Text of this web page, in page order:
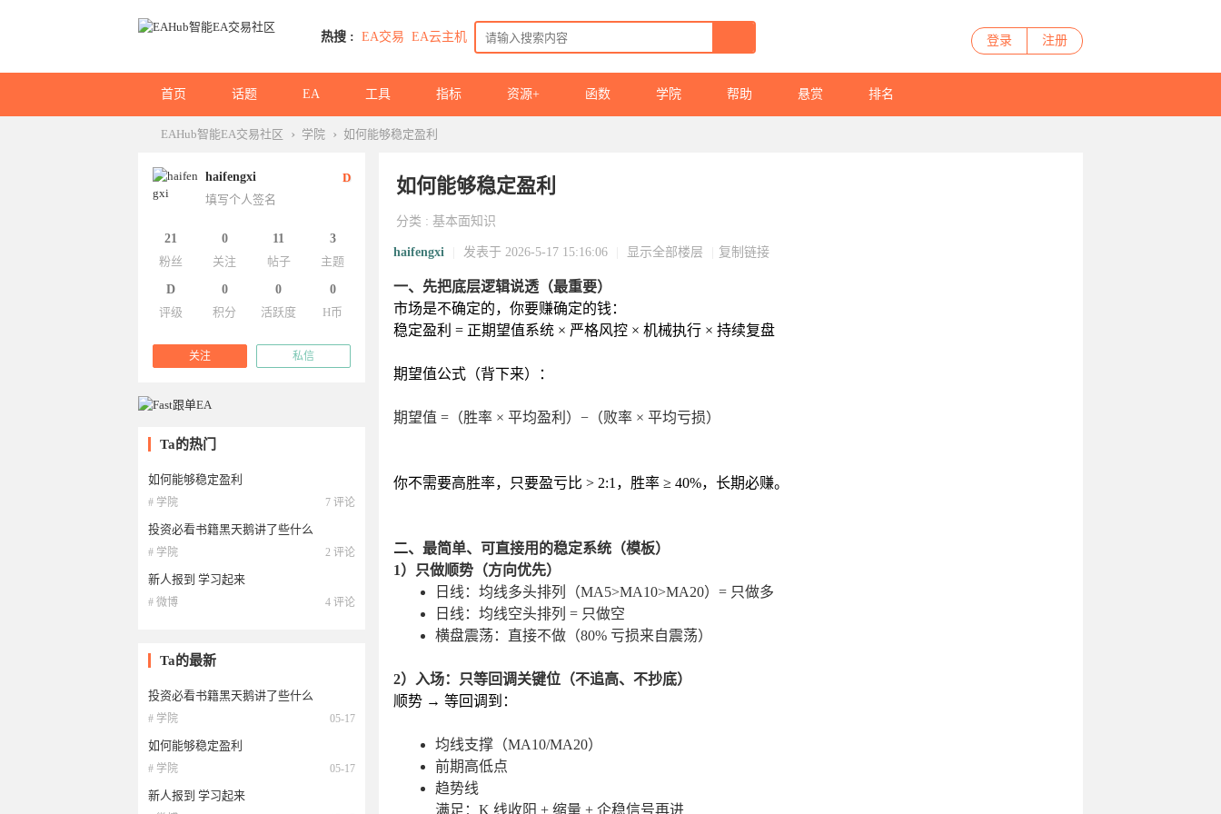
热搜 : EA交易 EA云主机 登录 注册
首页 话题 EA 工具 指标 资源+ 函数 学院 帮助 悬赏 排名
EAHub智能EA交易社区 › 学院 › 如何能够稳定盈利
如何能够稳定盈利
分类 : 基本面知识
haifengxi 发表于 2026-5-17 15:16:06 显示全部楼层 复制链接
一、先把底层逻辑说透（最重要）
市场是不确定的，你要赚确定的钱 ：
稳定盈利 = 正期望值系统 × 严格风控 × 机械执行 × 持续复盘
期望值公式（背下来）：
期望值 =（胜率 × 平均盈利）−（败率 × 平均亏损）
你不需要高胜率，只要盈亏比 > 2:1，胜率 ≥ 40%，长期必赚。
二、最简单、可直接用的稳定系统（模板）
1）只做顺势（方向优先）
日线： 均线多头排列（MA5>MA10>MA20）= 只做多
日线： 均线空头排列 = 只做空
横盘震荡： 直接不做 （80% 亏损来自震荡）
2）入场：只等回调关键位（不追高、不抄底）
顺势 → 等回调到：
均线支撑（MA10/MA20）
前期高低点
趋势线
满足： K 线收阳 + 缩量 + 企稳信号再进
haifengxi
D
填写个人签名
21
粉丝
0
关注
11
帖子
3
主题
D
评级
0
积分
0
活跃度
0
H币
关注 私信
Ta的热门
如何能够稳定盈利
# 学院 7 评论
投资必看书籍黑天鹅讲了些什么
# 学院 2 评论
新人报到 学习起来
# 微博 4 评论
Ta的最新
投资必看书籍黑天鹅讲了些什么
# 学院 05-17
如何能够稳定盈利
# 学院 05-17
新人报到 学习起来